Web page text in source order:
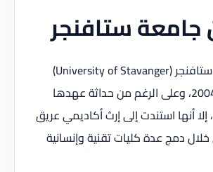
جامعة ستافنجر
تأسست جامعة ستافنجر (University of Stavanger)
رسمياً في عام 2004، وعلى الرغم من حداثة عهدها
أنها استندت إلى إرث أكاديمي عريق
دمج عدة كليات تقنية وإنسانية